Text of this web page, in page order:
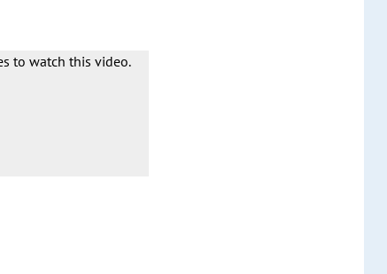
to watch this video.